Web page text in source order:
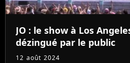
JO : le show à Los
dézingué par le public
12 août 2024